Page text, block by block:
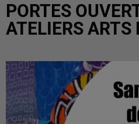
PORTES
ATELIERS ARTS